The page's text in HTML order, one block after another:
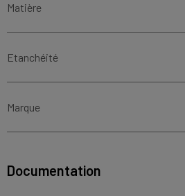
Matière
Etanchéité
Marque
Documentation